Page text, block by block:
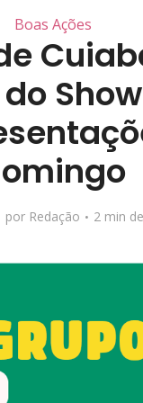
Boas Ações
por Redação 2 min